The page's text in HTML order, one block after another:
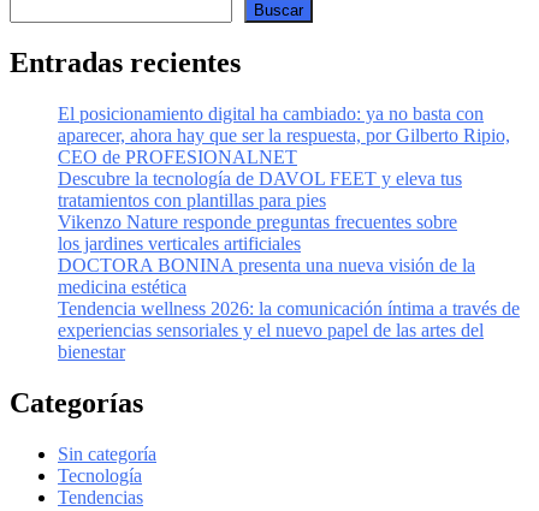
Buscar
Entradas recientes
El posicionamiento digital ha cambiado: ya no basta con
aparecer, ahora hay que ser la respuesta, por Gilberto Ripio,
CEO de PROFESIONALNET
Descubre la tecnología de DAVOL FEET y eleva tus
tratamientos con plantillas para pies
Vikenzo Nature responde preguntas frecuentes sobre
los jardines verticales artificiales
DOCTORA BONINA presenta una nueva visión de la
medicina estética
Tendencia wellness 2026: la comunicación íntima a través de
experiencias sensoriales y el nuevo papel de las artes del
bienestar
Categorías
Sin categoría
Tecnología
Tendencias